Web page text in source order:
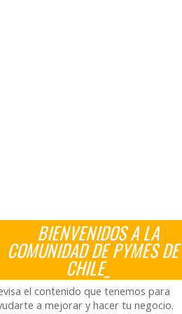
BIENVENIDOS A LA
COMUNIDAD DE PYMES DE
CHILE_
el contenido que tenemos para
a mejorar y hacer tu negocio.